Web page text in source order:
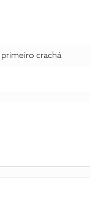
primeiro crachá